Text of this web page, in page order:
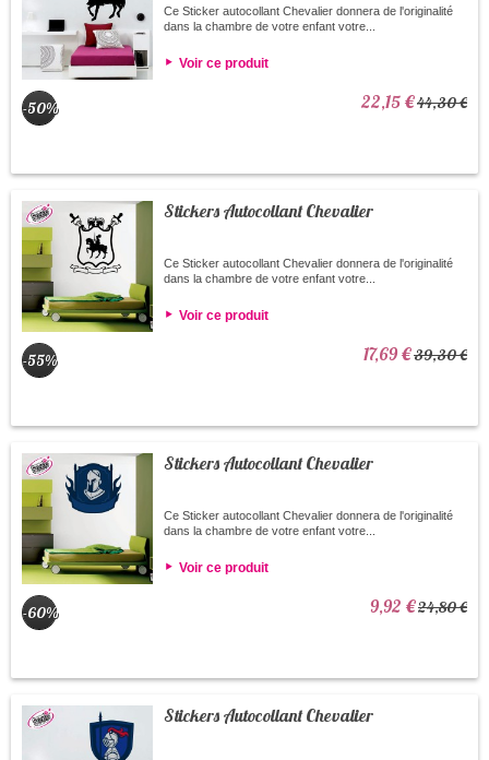
Ce Sticker autocollant Chevalier donnera de l'originalité
dans la chambre de votre enfant votre...
Voir ce produit
-50% 22,15 €44,30 €
Stickers Autocollant Chevalier
Ce Sticker autocollant Chevalier donnera de l'originalité
dans la chambre de votre enfant votre...
Voir ce produit
-55% 17,69 €39,30 €
Stickers Autocollant Chevalier
Ce Sticker autocollant Chevalier donnera de l'originalité
dans la chambre de votre enfant votre...
Voir ce produit
-60% 9,92 €24,80 €
Stickers Autocollant Chevalier